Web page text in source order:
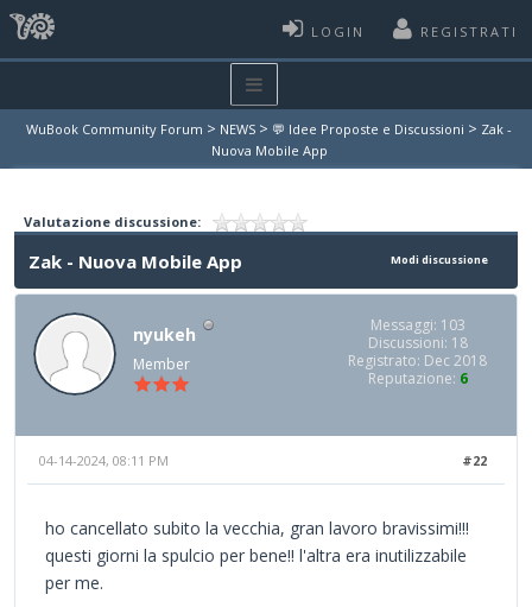
LOGIN REGISTRATI
WuBook Community Forum > NEWS > 💬 Idee Proposte e Discussioni > Zak -
Nuova Mobile App
Valutazione discussione:
Modi discussione
Zak - Nuova Mobile App
nyukeh
Member
Messaggi: 103
Discussioni: 18
Registrato: Dec 2018
Reputazione: 6
#22
04-14-2024, 08:11 PM
ho cancellato subito la vecchia, gran lavoro bravissimi!!!
questi giorni la spulcio per bene!! l'altra era inutilizzabile
per me.